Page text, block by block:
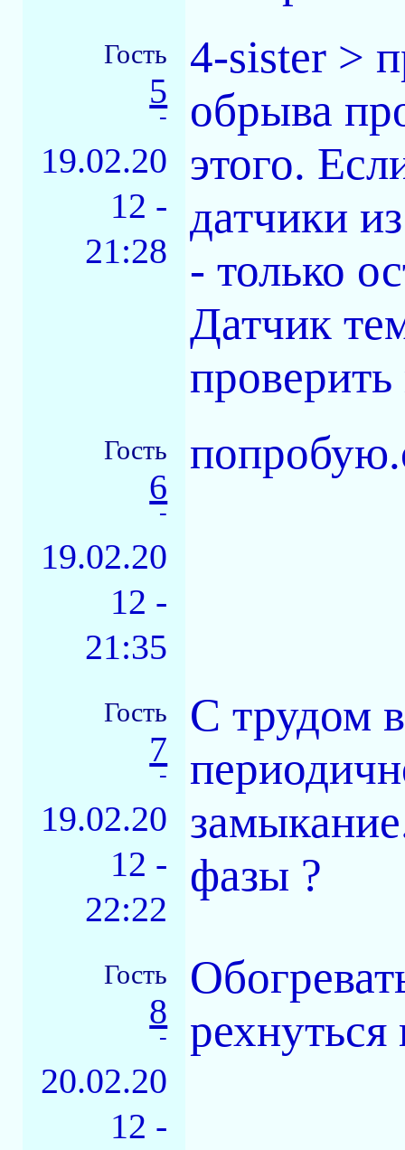
Гость
5
-
19.02.20
12 -
21:28
4-sister >
обрыва
этого.
датчики
- только
Датчик
проверить
Гость
6
-
19.02.20
12 -
21:35
Гость
7
-
19.02.20
12 -
22:22
С трудом
фазы ?
Гость
8
-
20.02.20
12 -
рехнуться